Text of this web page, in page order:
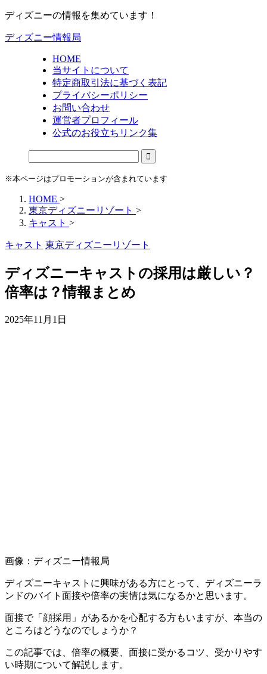
ディズニーの情報を集めています！
ディズニー情報局
HOME
当サイトについて
特定商取引法に基づく表記
プライバシーポリシー
お問い合わせ
運営者プロフィール
公式のお役立ちリンク集
※本ページはプロモーションが含まれています
HOME >
東京ディズニーリゾート >
キャスト >
キャスト 東京ディズニーリゾート
ディズニーキャストの採用は厳しい？
倍率は？情報まとめ
2025年11月1日
画像：ディズニー情報局
ディズニーキャストに興味がある方にとって、ディズニーラ
ンドのバイト面接や倍率の実情は気になるかと思います。
面接で「顔採用」があるかを心配する方もいますが、本当の
ところはどうなのでしょうか？
この記事では、倍率の概要、面接に受かるコツ、受かりやす
い時期について解説します。